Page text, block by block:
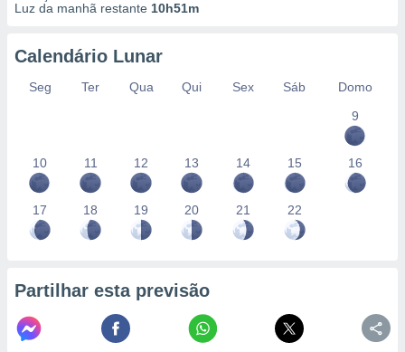
Luz da manhã restante 10h51m
Calendário Lunar
Seg Ter Qua Qui Sex Sáb
Domo
9
10 11 12 13 14 15 16
17 18 19 20 21 22
Partilhar esta previsão